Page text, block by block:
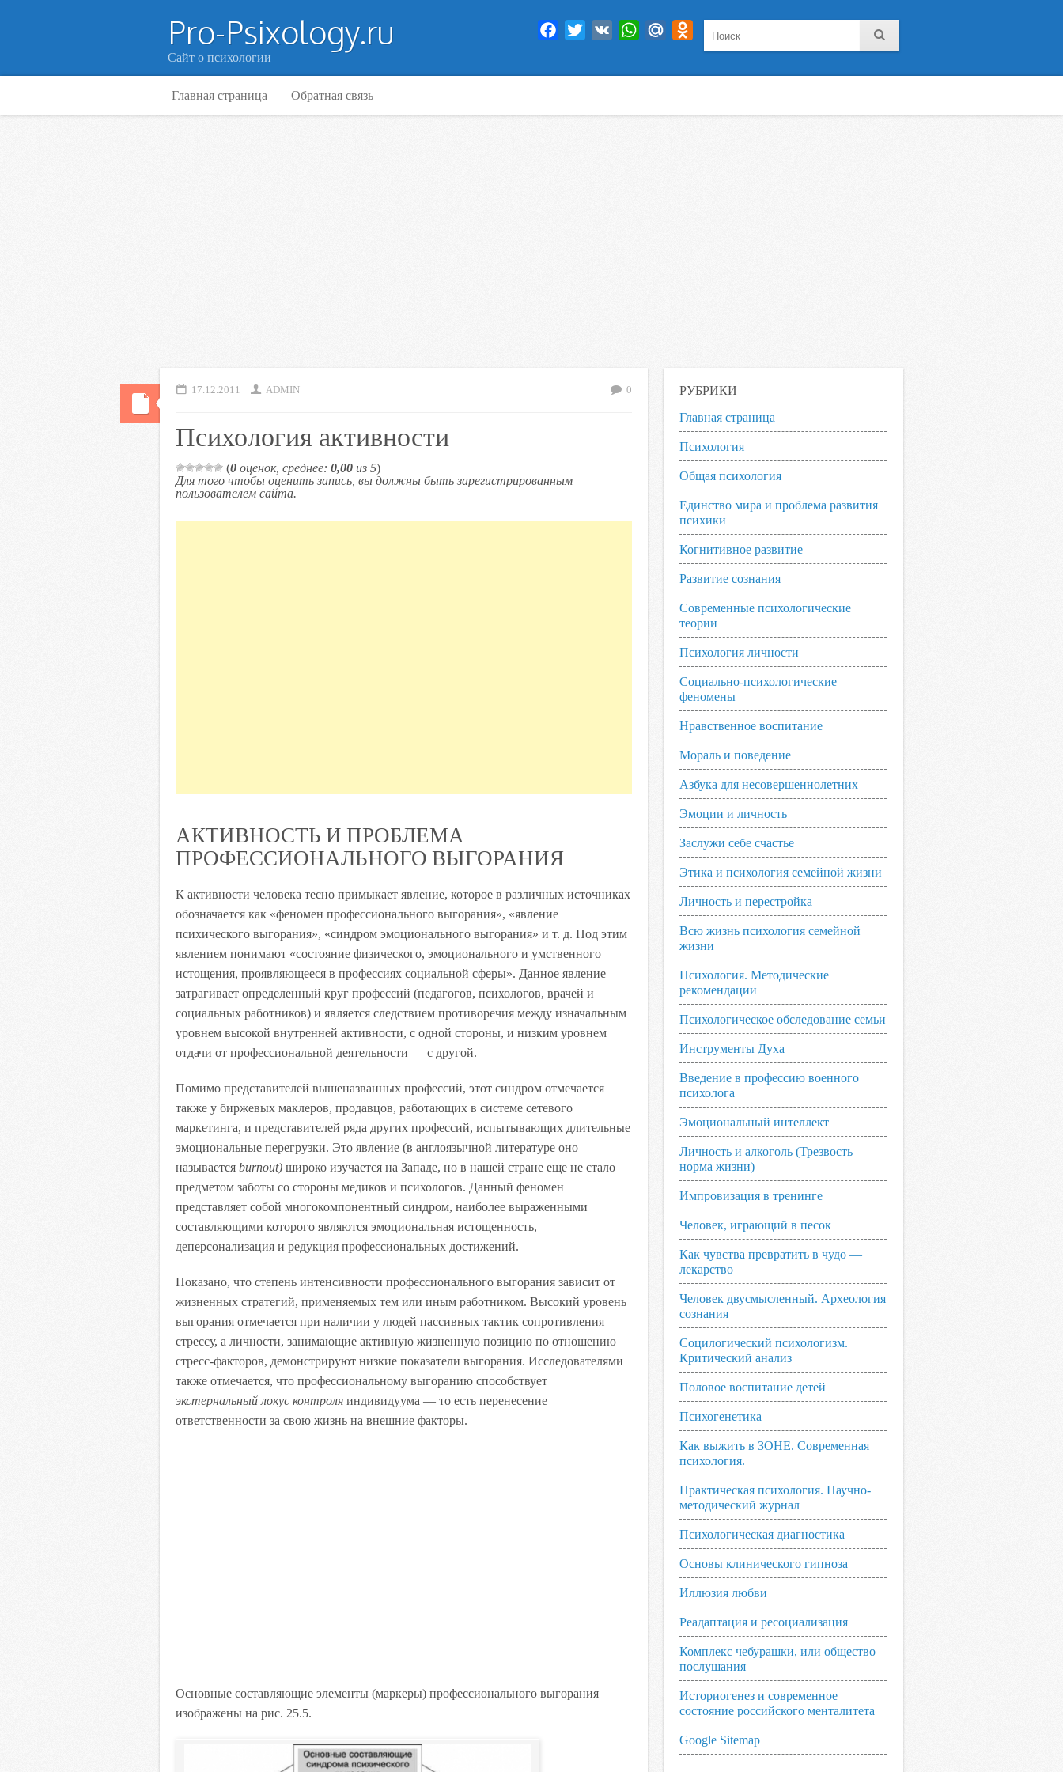
Pro-Psixology.ru
Сайт о психологии
Facebook
Twitter VK WhatsAppMail.RuOdnoklassniki
Главная страница Обратная связь
17.12.2011 ADMIN 0
Психология активности
(0 оценок, среднее: 0,00 из 5)
Для того чтобы оценить запись, вы должны быть зарегистрированным
пользователем сайта.
АКТИВНОСТЬ И ПРОБЛЕМА
ПРОФЕССИОНАЛЬНОГО ВЫГОРАНИЯ
К активности человека тесно примыкает явление, которое в различных источниках
обозначается как «феномен профессионального выгорания», «явление
психического выгорания», «синдром эмоционального выгорания» и т. д. Под этим
явлением понимают «состояние физического, эмоционального и умственного
истощения, проявляющееся в профессиях социальной сферы». Данное явление
затрагивает определенный круг профессий (педагогов, психологов, врачей и
социальных работников) и является следствием противоречия между изначальным
уровнем высокой внутренней активности, с одной стороны, и низким уровнем
отдачи от профессиональной деятельности — с другой.
Помимо представителей вышеназванных профессий, этот синдром отмечается
также у биржевых маклеров, продавцов, работающих в системе сетевого
маркетинга, и представителей ряда других профессий, испытывающих длительные
эмоциональные перегрузки. Это явление (в англоязычной литературе оно
называется burnout) широко изучается на Западе, но в нашей стране еще не стало
предметом заботы со стороны медиков и психологов. Данный феномен
представляет собой многокомпонентный синдром, наиболее выраженными
составляющими которого являются эмоциональная истощенность,
деперсонализация и редукция профессиональных достижений.
Показано, что степень интенсивности профессионального выгорания зависит от
жизненных стратегий, применяемых тем или иным работником. Высокий уровень
выгорания отмечается при наличии у людей пассивных тактик сопротивления
стрессу, а личности, занимающие активную жизненную позицию по отношению
стресс-факторов, демонстрируют низкие показатели выгорания. Исследователями
также отмечается, что профессиональному выгоранию способствует
экстернальный локус контроля индивидуума — то есть перенесение
ответственности за свою жизнь на внешние факторы.
Основные составляющие элементы (маркеры) профессионального выгорания
изображены на рис. 25.5.
РУБРИКИ
Главная страница
Психология
Общая психология
Единство мира и проблема развития
психики
Когнитивное развитие
Развитие сознания
Современные психологические
теории
Психология личности
Социально-психологические
феномены
Нравственное воспитание
Мораль и поведение
Азбука для несовершеннолетних
Эмоции и личность
Заслужи себе счастье
Этика и психология семейной жизни
Личность и перестройка
Всю жизнь психология семейной
жизни
Психология. Методические
рекомендации
Психологическое обследование семьи
Инструменты Духа
Введение в профессию военного
психолога
Эмоциональный интеллект
Личность и алкоголь (Трезвость —
норма жизни)
Импровизация в тренинге
Человек, играющий в песок
Как чувства превратить в чудо —
лекарство
Человек двусмысленный. Археология
сознания
Социлогический психологизм.
Критический анализ
Половое воспитание детей
Психогенетика
Как выжить в ЗОНЕ. Современная
психология.
Практическая психология. Научно-
методический журнал
Психологическая диагностика
Основы клинического гипноза
Иллюзия любви
Реадаптация и ресоциализация
Комплекс чебурашки, или общество
послушания
Историогенез и современное
состояние российского менталитета
Google Sitemap